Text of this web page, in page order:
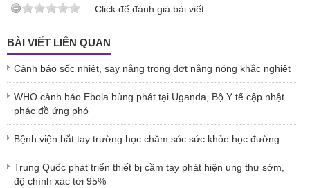
Click để đánh giá bài viết
BÀI VIẾT LIÊN QUAN
Cảnh báo sốc nhiệt, say nắng trong đợt nắng nóng khắc nghiệt
WHO cảnh báo Ebola bùng phát tại Uganda, Bộ Y tế cập nhật
phác đồ ứng phó
Bệnh viện bắt tay trường học chăm sóc sức khỏe học đường
Trung Quốc phát triển thiết bị cầm tay phát hiện ung thư sớm,
độ chính xác tới 95%